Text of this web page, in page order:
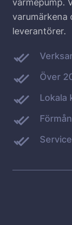
värmepump.
varumärkena
leverantörer.
Över
Lokala